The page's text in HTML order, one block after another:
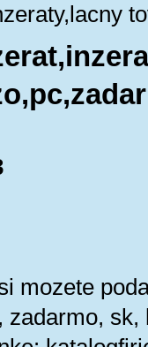
mozete
zadarmo,